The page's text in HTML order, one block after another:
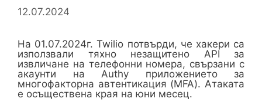
12.07.2024
На 01.07.2024г. Twilio потвърди, че хакери са
използвали тяхно незащитено API за
извличане на телефонни номера, свързани с
акаунти на Authy приложението за
многофакторна автентикация (MFA). Атаката
е осъществена края на юни месец.